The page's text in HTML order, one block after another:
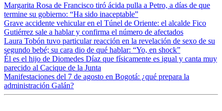
Margarita Rosa de Francisco tiró ácida pulla a Petro, a días de que
termine su gobierno: “Ha sido inaceptable”
Grave accidente vehicular en el Túnel de Oriente: el alcalde Fico
Gutiérrez sale a hablar y confirma el número de afectados
Laura Tobón tuvo particular reacción en la revelación de sexo de su
segundo bebé; su cara dio de qué hablar: “Yo, en shock”
Él es el hijo de Diomedes Díaz que físicamente es igual y canta muy
parecido al Cacique de la Junta
Manifestaciones del 7 de agosto en Bogotá: ¿qué prepara la
administración Galán?